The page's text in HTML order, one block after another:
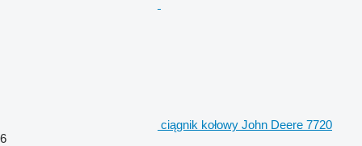
ciągnik kołowy John Deere 7720
6